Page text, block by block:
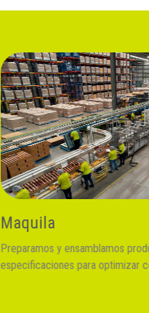
Empaquetado
Empacamos, clasificamos y
mejorar eficiencia y tarifas de